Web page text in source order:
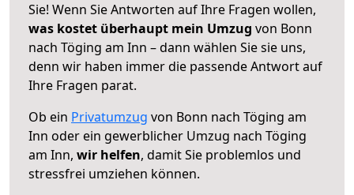
Sie! Wenn Sie Antworten auf Ihre Fragen wollen,
was kostet überhaupt mein Umzug von Bonn
nach Töging am Inn – dann wählen Sie sie uns,
denn wir haben immer die passende Antwort auf
Ihre Fragen parat.
Ob ein Privatumzug von Bonn nach Töging am
Inn oder ein gewerblicher Umzug nach Töging
am Inn, wir helfen, damit Sie problemlos und
stressfrei umziehen können.